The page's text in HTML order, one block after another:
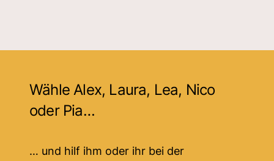
Wähle Alex, Laura, Lea, Nico
oder Pia…
… und hilf ihm oder ihr bei der